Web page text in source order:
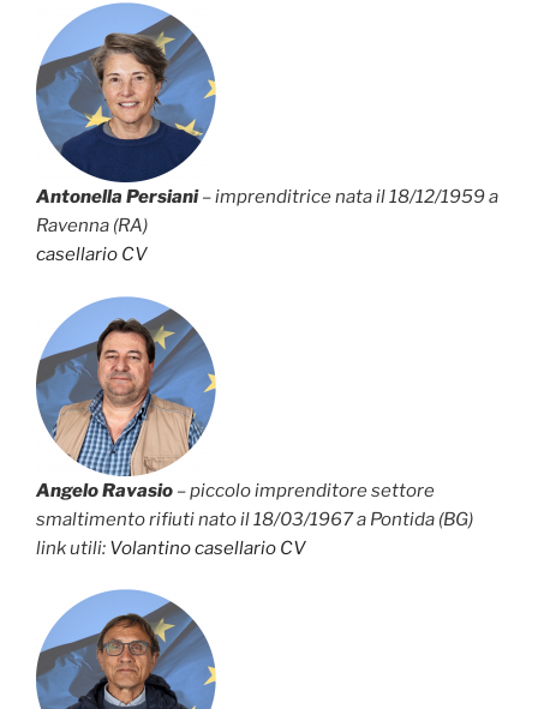
Antonella Persiani– imprenditrice nata il 18/12/1959 a
Ravenna (RA)
casellario CV
Angelo Ravasio – piccolo imprenditore settore
smaltimento rifiuti nato il 18/03/1967 a Pontida (BG)
link utili: Volantinocasellario CV